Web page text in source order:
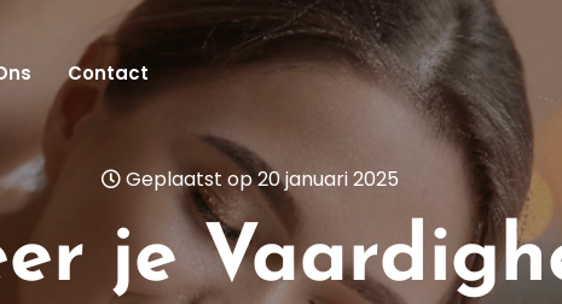
Contact
Geplaatst op 20 januari 2025
je